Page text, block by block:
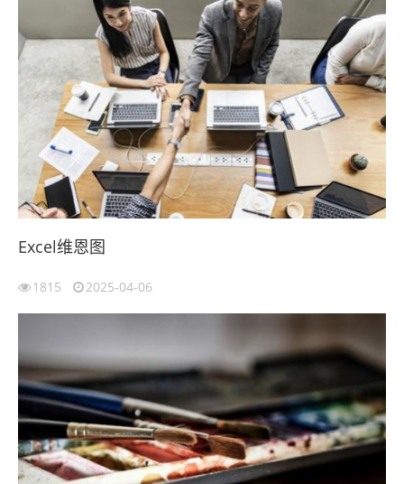
Excel维恩图
1815 2025-04-06